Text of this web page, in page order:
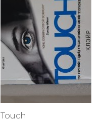
Touch